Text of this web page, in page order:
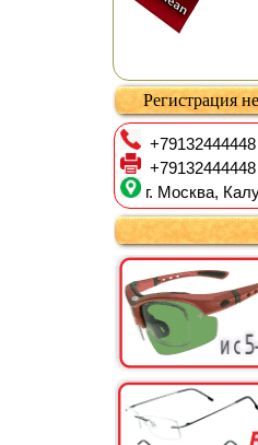
Регистрация
+79132444448
+79132444448
г. Москва,